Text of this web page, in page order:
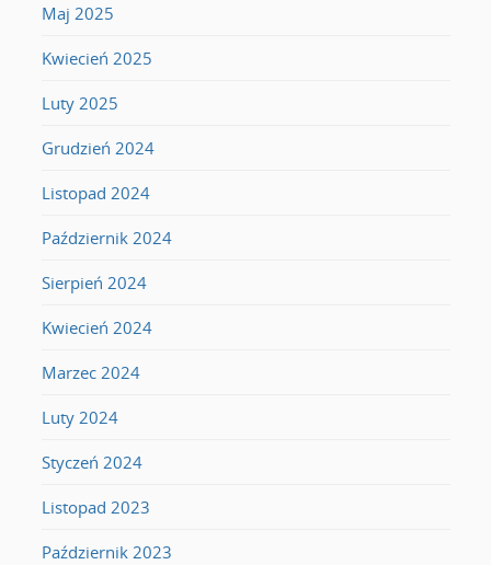
Maj 2025
Kwiecień 2025
Luty 2025
Grudzień 2024
Listopad 2024
Październik 2024
Sierpień 2024
Kwiecień 2024
Marzec 2024
Luty 2024
Styczeń 2024
Listopad 2023
Październik 2023